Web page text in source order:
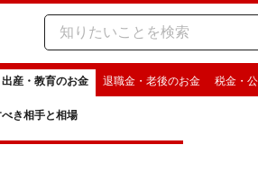
産・教育のお金 退職金・老後のお金 税金・
き相手と相場